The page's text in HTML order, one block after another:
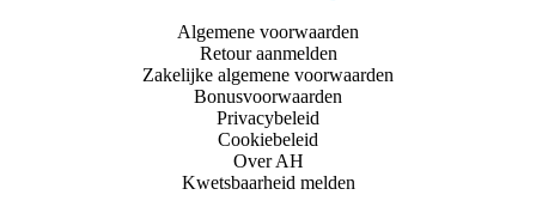
Algemene voorwaarden
Retour aanmelden
Zakelijke algemene voorwaarden
Bonusvoorwaarden
Privacybeleid
Cookiebeleid
Over AH
Kwetsbaarheid melden